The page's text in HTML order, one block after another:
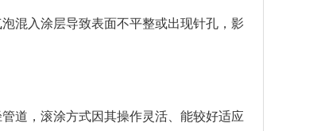
混入涂层导致表面不平整或出现针孔，影
道，滚涂方式因其操作灵活、能较好适应